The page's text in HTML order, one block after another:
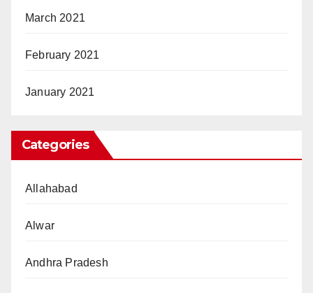
March 2021
February 2021
January 2021
Categories
Allahabad
Alwar
Andhra Pradesh